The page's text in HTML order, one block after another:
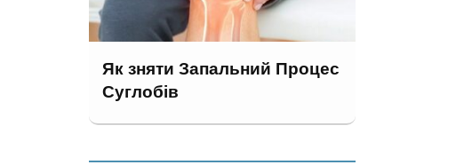
Як зняти Запальний Процес
Суглобів